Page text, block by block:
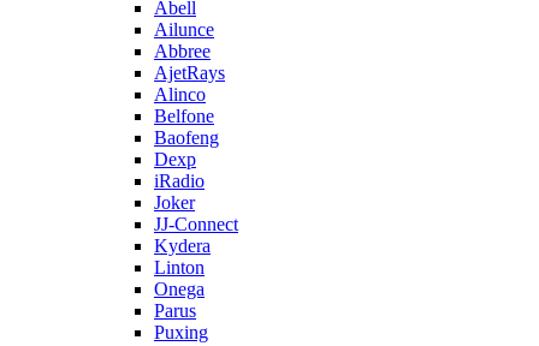
Abell
Ailunce
Abbree
AjetRays
Alinco
Belfone
Baofeng
Dexp
iRadio
Joker
JJ-Connect
Kydera
Linton
Onega
Parus
Puxing